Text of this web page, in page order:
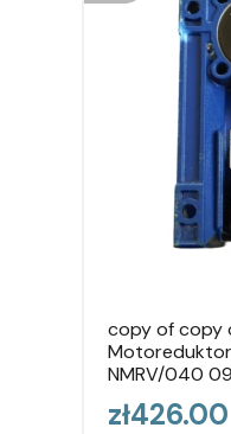
copy of copy
NMRV/040
Price
zł426.00